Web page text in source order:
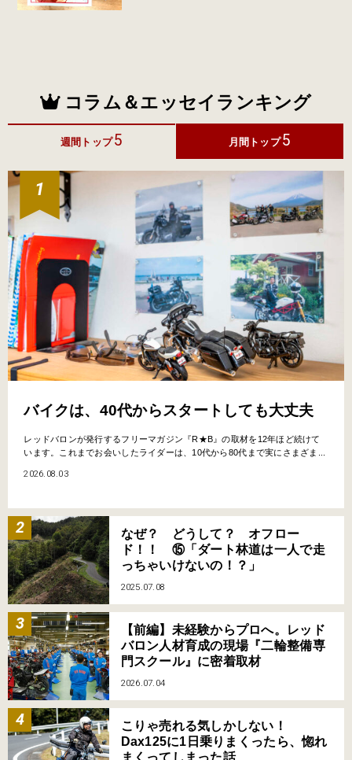
コラム＆エッセイランキング
週間トップ5 月間トップ 5
バイクは、40代からスタートしても大丈夫
レッドバロンが発行するフリーマガジン『R★B』の取材を12年ほど続けて
います。これまでお会いしたライダーは、10代から80代まで実にさまざま...
2026.08.03
なぜ？ どうして？ オフロー
ド！！ ⑮「ダート林道は一人で走
っちゃいけないの！？」
2025.07.08
【前編】未経験からプロへ。レッド
バロン人材育成の現場『二輪整備専
門スクール』に密着取材
2026.07.04
こりゃ売れる気しかしない！
Dax125に1日乗りまくったら、惚れ
まくってしまった話